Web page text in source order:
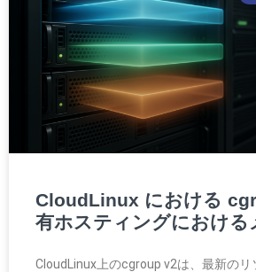
CloudLinux における
有ホスティングにおける
CloudLinux上のcgroup v2は、最新のリ